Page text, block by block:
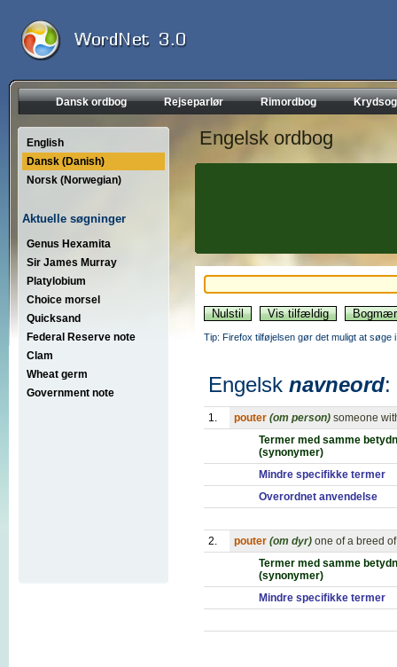
Dansk ordbog Rejseparlør Rimordbog
English
Dansk (Danish)
Norsk (Norwegian)
Aktuelle søgninger
Genus Hexamita
Sir James Murray
Platylobium
Choice morsel
Quicksand
Federal Reserve note
Clam
Wheat germ
Government note
Engelsk ordbog
Tip: Firefox tilføjelsen gør det muligt at søge
Engelsk navneord:
1. pouter (om person) someone
Termer med samme
(synonymer)
Mindre specifikke termer
Overordnet anvendelse
2. pouter (om dyr) one of a breed
Termer med samme
(synonymer)
Mindre specifikke termer